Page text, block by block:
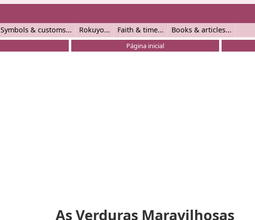
Symbols & customs Rokuyo Faith & time Books & articles
Página inicial
As Verduras Maravilhosas